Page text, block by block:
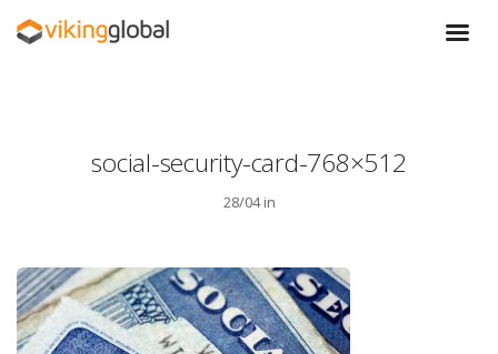
social-security-card-768×512
28/04 in